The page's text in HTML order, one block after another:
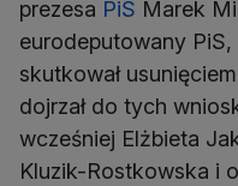
prezesa PiS Marek
eurodeputowany
skutkował
dojrzał do tych
wcześniej Elżbieta
Kluzik-Rostkowska i